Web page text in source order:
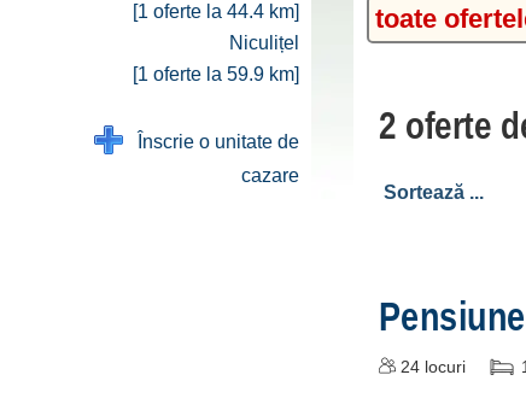
toate
2 oferte
24 locuri
[1 oferte la 44.4 km]
Niculițel
[1 oferte la 59.9 km]
Înscrie o unitate de
cazare